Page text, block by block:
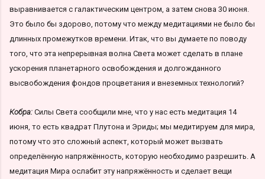
выравнивается с галактическим центром, а затем снова 30 июня.
Это было бы здорово, потому что между медитациями не было бы
длинных промежутков времени. Итак, что вы думаете по поводу
того, что эта непрерывная волна Света может сделать в плане
ускорения планетарного освобождения и долгожданного
высвобождения фондов процветания и внеземных технологий?
Кобра: Силы Света сообщили мне, что у нас есть медитация 14
июня, то есть квадрат Плутона и Эриды; мы медитируем для мира,
потому что это сложный аспект, который может вызвать
определённую напряжённость, которую необходимо разрешить. А
медитация Мира ослабит эту напряжённость и сделает вещи